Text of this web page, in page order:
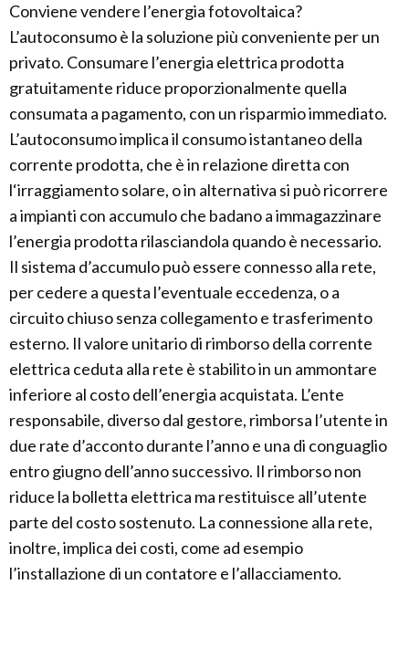
Conviene vendere l’energia fotovoltaica?
L’autoconsumo è la soluzione più conveniente per un
privato. Consumare l’energia elettrica prodotta
gratuitamente riduce proporzionalmente quella
consumata a pagamento, con un risparmio immediato.
L’autoconsumo implica il consumo istantaneo della
corrente prodotta, che è in relazione diretta con
l‘irraggiamento solare, o in alternativa si può ricorrere
a impianti con accumulo che badano a immagazzinare
l’energia prodotta rilasciandola quando è necessario.
Il sistema d’accumulo può essere connesso alla rete,
per cedere a questa l’eventuale eccedenza, o a
circuito chiuso senza collegamento e trasferimento
esterno. Il valore unitario di rimborso della corrente
elettrica ceduta alla rete è stabilito in un ammontare
inferiore al costo dell’energia acquistata. L’ente
responsabile, diverso dal gestore, rimborsa l’utente in
due rate d’acconto durante l’anno e una di conguaglio
entro giugno dell’anno successivo. Il rimborso non
riduce la bolletta elettrica ma restituisce all’utente
parte del costo sostenuto. La connessione alla rete,
inoltre, implica dei costi, come ad esempio
l’installazione di un contatore e l’allacciamento.